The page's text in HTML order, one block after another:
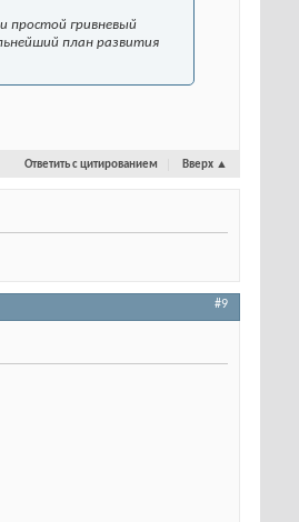
простой гривневый
план развития
Ответить с цитированием Вверх ▲
#9